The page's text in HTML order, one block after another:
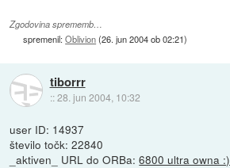
Zgodovina sprememb…
spremenil:Oblivion(26. jun 2004 ob 02:21)
tiborrr
::28. jun 2004, 10:32
user ID: 14937
število točk: 22840
_aktiven_ URL do ORBa:6800 ultra owna :)